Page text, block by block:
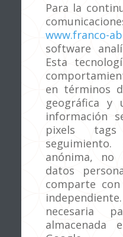
Para la
www.franco-
software
Esta
en términos
geográfica y
información
pixels
anónima, no
datos
comparte
necesaria
almacenada